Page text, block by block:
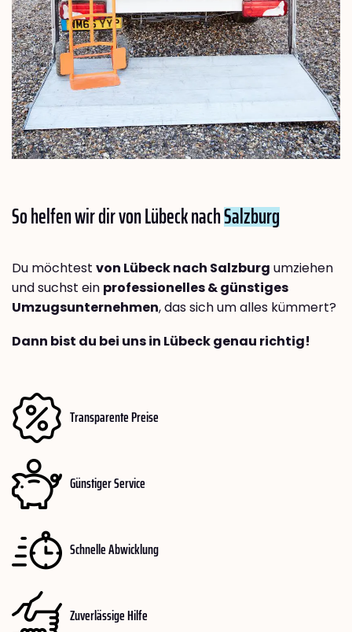
So helfen wir dir von Lübeck nachSalzburg
Du möchtest von Lübeck nach Salzburg umziehen
und suchst ein professionelles & günstiges
Umzugsunternehmen, das sich um alles kümmert?
Dann bist du bei uns in Lübeck genau richtig!
Transparente Preise
Günstiger Service
Schnelle Abwicklung
Zuverlässige Hilfe